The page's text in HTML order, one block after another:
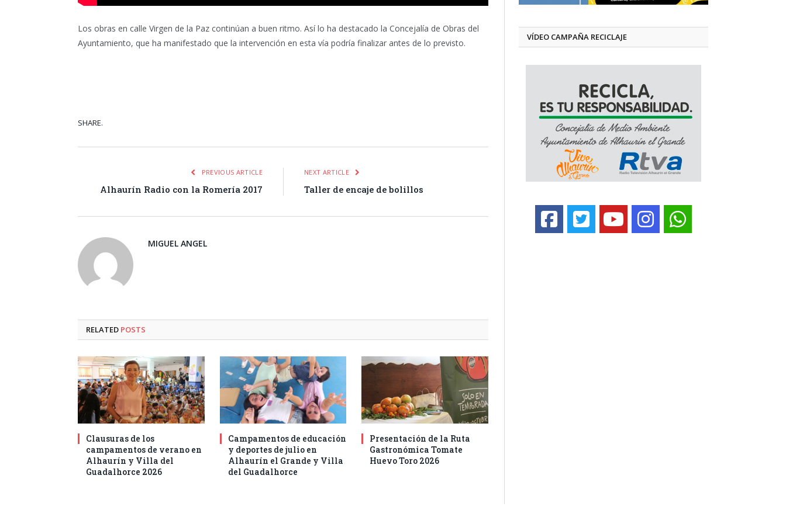
Los obras en calle Virgen de la Paz continúan a buen ritmo. Así lo ha destacado la Concejalía de Obras del
Ayuntamiento, que ha manifestado que la intervención en esta vía podría finalizar antes de lo previsto.
SHARE.
PREVIOUS ARTICLE
Alhaurín Radio con la Romería 2017
NEXT ARTICLE
Taller de encaje de bolillos
MIGUEL ANGEL
RELATED POSTS
Clausuras de los
campamentos de verano en
Alhaurín y Villa del
Guadalhorce 2026
Campamentos de educación
y deportes de julio en
Alhaurín el Grande y Villa
del Guadalhorce
Presentación de la Ruta
Gastronómica Tomate
Huevo Toro 2026
VÍDEO CAMPAÑA RECICLAJE